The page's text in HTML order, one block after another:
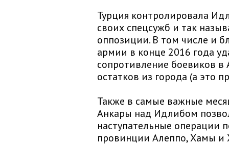
Турция контролировала
своих спецсужб и так
оппозиции. В том числе и
армии в конце 2016 года
сопротивление боевиков
остатков из города (а это
Также в самые важные
Анкары над Идлибом
наступательные операции
провинции Алеппо, Хамы и